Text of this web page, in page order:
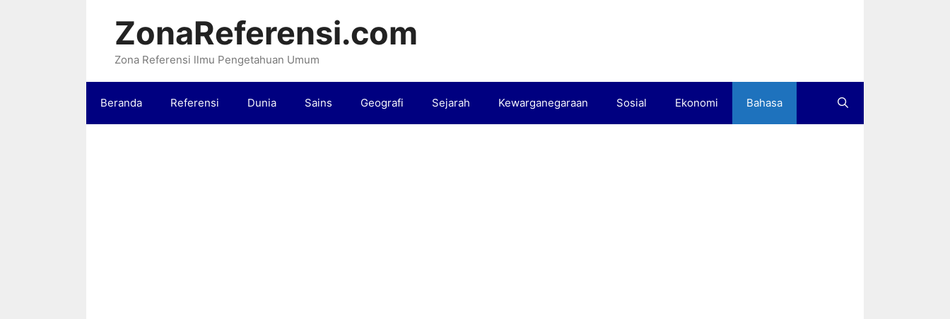
ZonaReferensi.com
Zona Referensi llmu Pengetahuan Umum
Beranda Referensi Dunia Sains Geografi Sejarah Kewarganegaraan Sosial Ekonomi Bahasa